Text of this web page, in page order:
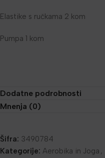
Elastike s ručkama 2 kom
Pumpa 1 kom
Dodatne podrobnosti
Mnenja (0)
Šifra: 3490784
Kategorije: Aerobika in Joga ,